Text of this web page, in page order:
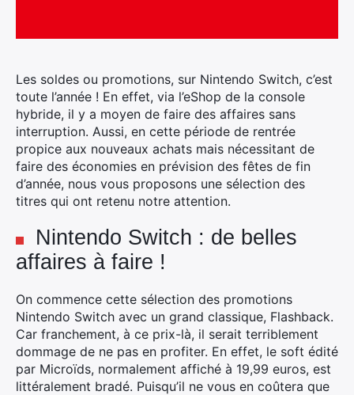
Les soldes ou promotions, sur Nintendo Switch, c’est
toute l’année ! En effet, via l’eShop de la console
hybride, il y a moyen de faire des affaires sans
interruption. Aussi, en cette période de rentrée
propice aux nouveaux achats mais nécessitant de
faire des économies en prévision des fêtes de fin
d’année, nous vous proposons une sélection des
titres qui ont retenu notre attention.
Nintendo Switch : de belles
affaires à faire !
On commence cette sélection des promotions
Nintendo Switch avec un grand classique, Flashback.
Car franchement, à ce prix-là, il serait terriblement
dommage de ne pas en profiter. En effet, le soft édité
par Microïds, normalement affiché à 19,99 euros, est
littéralement bradé. Puisqu’il ne vous en coûtera que